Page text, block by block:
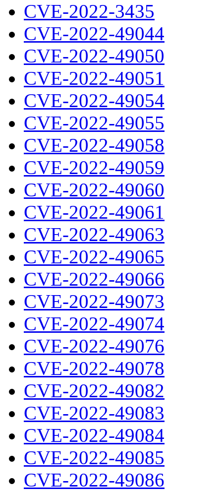
CVE-2022-3435
CVE-2022-49044
CVE-2022-49050
CVE-2022-49051
CVE-2022-49054
CVE-2022-49055
CVE-2022-49058
CVE-2022-49059
CVE-2022-49060
CVE-2022-49061
CVE-2022-49063
CVE-2022-49065
CVE-2022-49066
CVE-2022-49073
CVE-2022-49074
CVE-2022-49076
CVE-2022-49078
CVE-2022-49082
CVE-2022-49083
CVE-2022-49084
CVE-2022-49085
CVE-2022-49086